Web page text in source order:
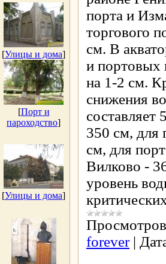
[Улицы и дома]
[Порт и
пароходство]
[Улицы и дома]
порта и
торгового
см. В
и портовых
на 1-2 см.
снижения
составляет
350 см, для
см, для
Вилково -
уровень
forever |